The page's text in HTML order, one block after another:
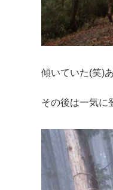
傾いていた(笑)
その後は一気に